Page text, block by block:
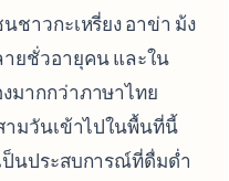
ชาวกะเหรี่ยง อาข่า ม้ง
ยชั่วอายุคน และใน
มากกว่าภาษาไทย
ามวันเข้าไปในพื้นที่นี้
นประสบการณ์ที่ดื่มด่ำ